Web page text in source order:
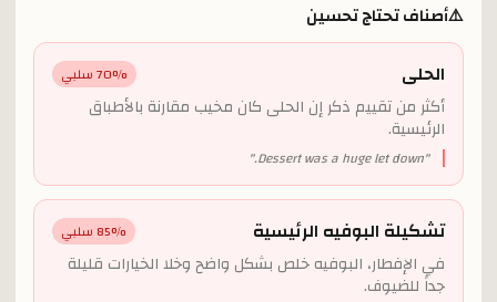
⚠️أصناف تحتاج تحسين
الحلى 70% سلبي
أكثر من تقييم ذكر إن الحلى كان مخيب مقارنة بالأطباق
الرئيسية.
"
Dessert was a huge let down.
"
تشكيلة البوفيه الرئيسية 85% سلبي
في الإفطار، البوفيه خلص بشكل واضح وخلا الخيارات قليلة
جداً للضيوف.